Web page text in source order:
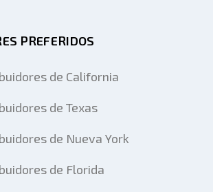
PREFERIDOS
de California
de Texas
de Nueva York
de Florida